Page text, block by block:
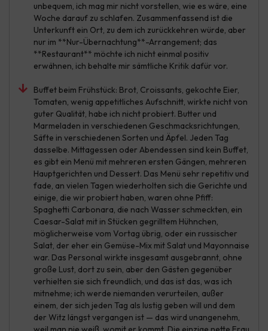
unbequem, ich mag mir nicht vorstellen, wie es wäre, eine
Woche darauf zu schlafen. Zusammenfassend ist die
Unterkunft ein Ort, zu dem ich zurückkehren würde, aber
nur im **Nur-Übernachtung**-Arrangement; das
**Restaurant** möchte ich nicht einmal positiv
erwähnen, ich behalte mir sämtliche Kritik dafür vor.
Buffet beim Frühstück: Brot, Croissants, gekochte Eier,
Tomaten, wenig appetitliches Aufschnitt, wirkte nicht von
guter Qualität, habe ich nicht probiert. Butter und
Marmeladen in verschiedenen Geschmacksrichtungen,
Säfte in verschiedenen Sorten und Äpfel. Jeden Tag
dasselbe. Mittagessen oder Abendessen sind kein Buffet,
es gibt ein Menü mit mehreren ersten Gängen, mehreren
Hauptgerichten und Dessert. Das Menü sehr repetitiv und
fade, an vielen Tagen wiederholten sich die Gerichte und
einige, die wir probiert haben, waren ohne Pfiff:
Spaghetti Carbonara, die nach Wasser schmeckten, ein
Caesar-Salat mit in Stücken gegrilltem Hühnchen,
möglicherweise vom Vortag übrig, oder ein russischer
Salat, der eher ein Gemüse-Mix mit Salat und Mayonnaise
war. Das Personal wirkte insgesamt ausgebrannt, ohne
große Lust, dort zu sein, aber den Gästen gegenüber
verhielten sie sich freundlich, und das ist das, was ich
mitnehme; ich werde niemanden verurteilen, außer
einem, der sich jeden Tag als lustig geben will und dem
der Witz längst vergangen ist — das wird unangenehm,